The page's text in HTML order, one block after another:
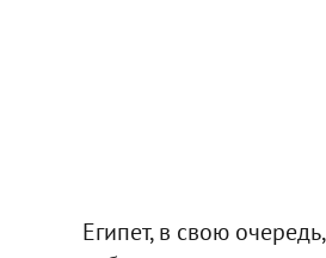
Египет, в свою